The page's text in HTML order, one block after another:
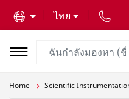
ไทย
Home Scientific